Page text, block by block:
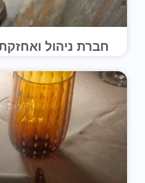
חברת ניהול